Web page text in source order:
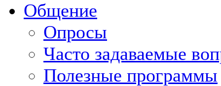
Общение
Опросы
Часто задаваемые
Полезные программы